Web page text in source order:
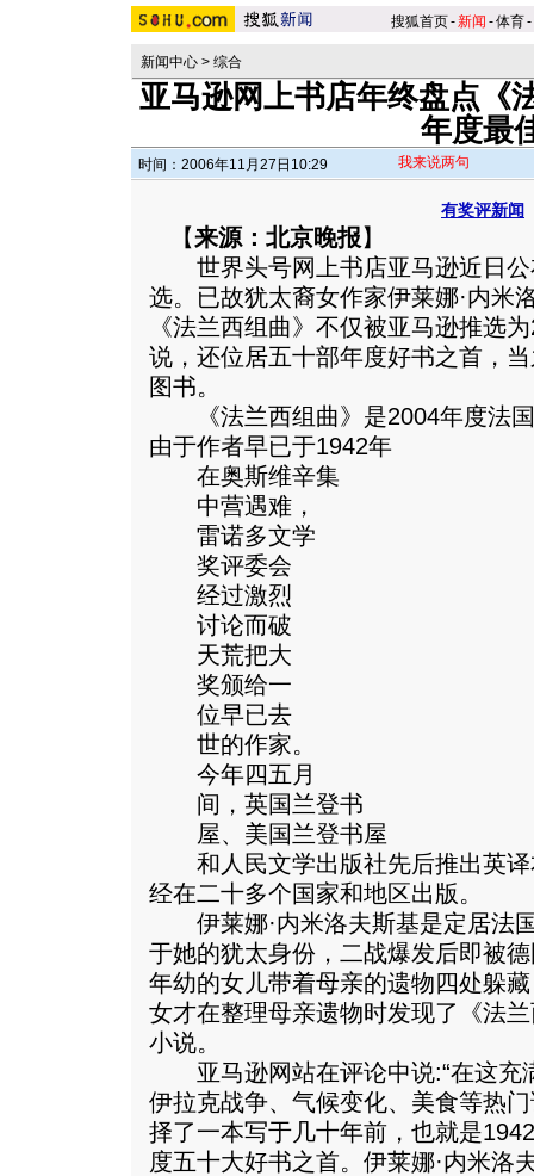
搜狐首页-新闻 -体育-
新闻中心 > 综合
亚马逊网上书店年终盘点《
年度最
时间：2006年11月27日10:29 我来说两句
有奖评新闻
【来源：北京晚报】
世界头号网上书店亚马逊近日公
选。已故犹太裔女作家伊莱娜·内米
《法兰西组曲》不仅被亚马逊推选
说，还位居五十部年度好书之首，
图书。
《法兰西组曲》是2004年度法国
由于作者早已于1942年
在奥斯维辛集
中营遇难，
雷诺多文学
奖评委会
经过激烈
讨论而破
天荒把大
奖颁给一
位早已去
世的作家。
今年四五月
间，英国兰登书
屋、美国兰登书屋
和人民文学出版社先后推出英译
经在二十多个国家和地区出版。
伊莱娜·内米洛夫斯基是定居法
于她的犹太身份，二战爆发后即被
年幼的女儿带着母亲的遗物四处躲
女才在整理母亲遗物时发现了《法
小说。
亚马逊网站在评论中说:“在这充
伊拉克战争、气候变化、美食等热
择了一本写于几十年前，也就是
度五十大好书之首。伊莱娜·内米洛